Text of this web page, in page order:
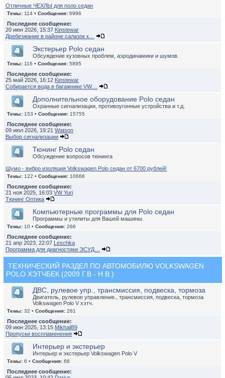
Отличные ЧЕХЛЫ для поло седан
Темы: 114 • Сообщения: 6996
Последнее сообщение:
20 июн 2026, 15:37 Kinstewar
Дребезжание в районе салазок к…
Экстерьер Polo седан
Обсуждение кузовных проблем, аэродинамики и шумов.
Темы: 116 • Сообщения: 5895
Последнее сообщение:
25 май 2026, 16:12 Kinstewar
Собирается вода в багажнике VW…
Дополнительное оборудование Polo седан
Охранные сигнализации, противоугонные устройства и т.д.
Темы: 153 • Сообщения: 15755
Последнее сообщение:
09 июл 2026, 19:21 Watson
Выбор сигнализации
Тюнинг Polo седан
Обсуждение вопросов тюнинга
Шумо - вибро изоляция Volkswagen Polo седан от 6700 рублей!
Темы: 122 • Сообщения: 10666
Последнее сообщение:
21 ноя 2025, 16:03 VW Yuri
Тюнинг Оптика
Компьютерные программы для Polo седан
Программы и утилиты для Вашей машины.
Темы: 10 • Сообщения: 266
Последнее сообщение:
21 апр 2023, 22:07 Leschka
Программа для диагностики ЭСУД…
ТЕХНИЧЕСКИЙ РАЗДЕЛ ПО АВТОМОБИЛЮ VOLKSWAGEN
POLO ХЭТЧБЕК (2009 Г.В - Н.В.)
ДВС, рулевое упр., трансмиссия, подвеска, тормоза
Двигатель, рулевое управление., трансмиссия, подвеска, тормоза
Volkswagen Polo V хэтч.
Темы: 32 • Сообщения: 281
Последнее сообщение:
09 июн 2025, 13:15 Mikhail89
Пропуски воспламенения
Интерьер и экстерьер
Интерьер и экстерьер Volkswagen Polo V
Темы: 6 • Сообщения: 66
Последнее сообщение: